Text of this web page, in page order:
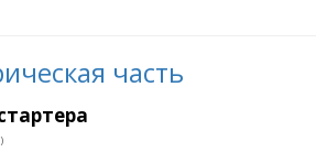
часть